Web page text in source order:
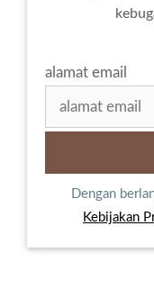
alamat email
Dengan
Kebijakan